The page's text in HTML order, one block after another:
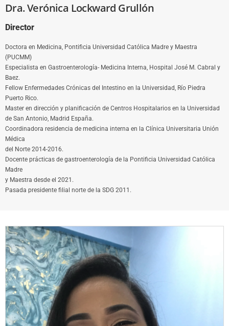
Dra. Verónica Lockward Grullón
Director
Doctora en Medicina, Pontificia Universidad Católica Madre y Maestra
(PUCMM)
Especialista en Gastroenterología- Medicina Interna, Hospital José M. Cabral y
Baez.
Fellow Enfermedades Crónicas del Intestino en la Universidad, Río Piedra
Puerto Rico.
Master en dirección y planificación de Centros Hospitalarios en la Universidad
de San Antonio, Madrid España.
Coordinadora residencia de medicina interna en la Clínica Universitaria Unión
Médica
del Norte 2014-2016.
Docente prácticas de gastroenterología de la Pontificia Universidad Católica
Madre
y Maestra desde el 2021.
Pasada presidente filial norte de la SDG 2011.